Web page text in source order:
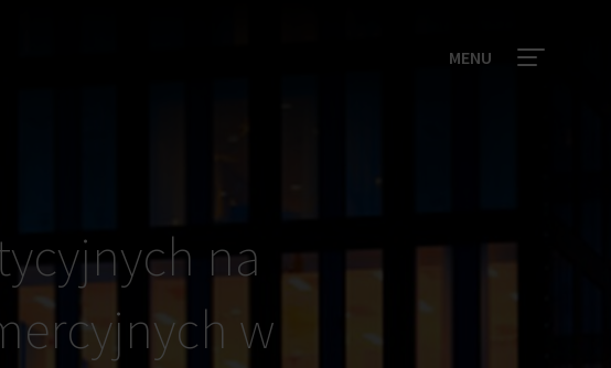
MENU
na
w